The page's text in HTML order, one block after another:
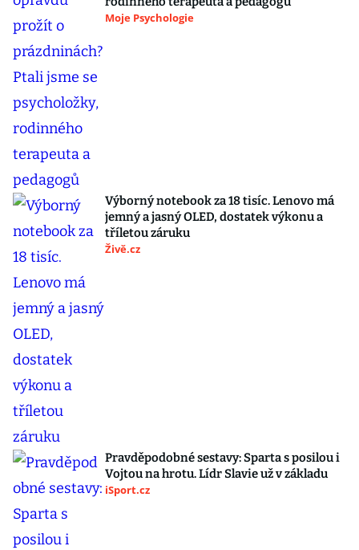
Moje Psychologie
Výborný notebook za 18 tisíc. Lenovo má
jemný a jasný OLED, dostatek výkonu a
tříletou záruku
Živě.cz
Pravděpodobné sestavy: Sparta s posilou i
Vojtou na hrotu. Lídr Slavie už v základu
iSport.cz